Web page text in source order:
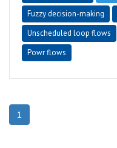
Fuzzy decision-making
Unscheduled loop flows
Powr flows
1